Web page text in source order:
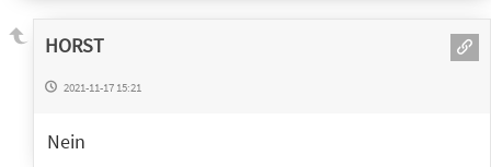
HORST
2021-11-17 15:21
Nein